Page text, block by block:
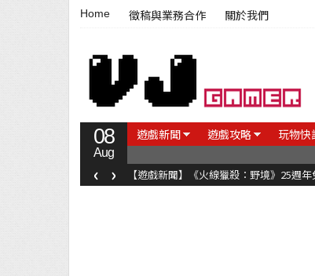
Home 徵稿與業務合作 關於我們
08
Aug
遊戲新聞 遊戲攻略 玩物快
【遊戲新聞】《火線獵殺：野境》25週
‹ ›